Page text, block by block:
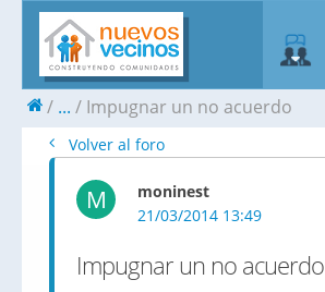
... Impugnar un no acuerdo
Volver al foro
M
moninest
21/03/2014 13:49
Impugnar un no acuerdo